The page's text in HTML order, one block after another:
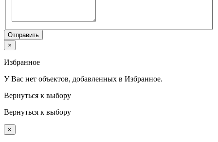
Отправить
×
Избранное
У Вас нет объектов, добавленных в Избранное.
Вернуться к выбору
Вернуться к выбору
×